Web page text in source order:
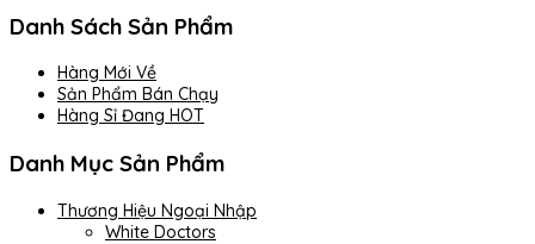
Danh Sách Sản Phẩm
Hàng Mới Về
Sản Phẩm Bán Chạy
Hàng Sỉ Đang HOT
Danh Mục Sản Phẩm
Thương Hiệu Ngoại Nhập
White Doctors